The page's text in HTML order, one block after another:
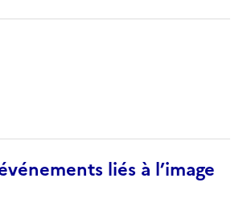
liés à l’image